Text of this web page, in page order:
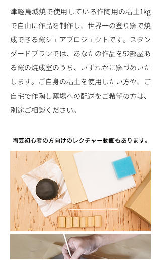
津軽烏城焼で使用している作陶用の粘土1kg
で自由に作品を制作し、世界一の登り窯で焼
成できる窯シェアプロジェクトです。スタン
ダードプランでは、あなたの作品を52部屋あ
る窯の焼成室のうち、いずれかに窯づめいた
します。ご自身の粘土を使用したい方や、ご
自宅で作陶し窯場への配送をご希望の方は、
別途ご相談ください。
陶芸初心者の方向けのレクチャー動画もあります。